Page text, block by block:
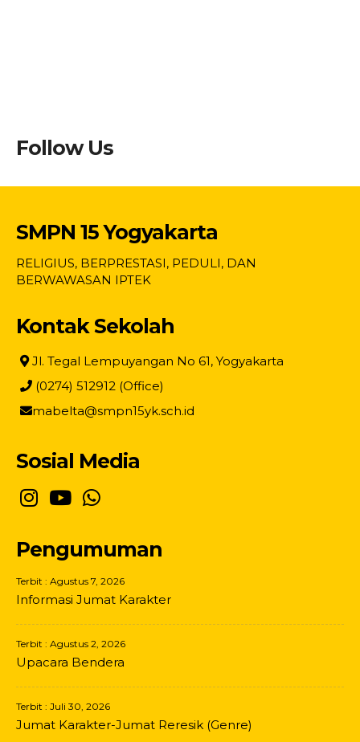
Follow Us
SMPN 15 Yogyakarta
RELIGIUS, BERPRESTASI, PEDULI, DAN
BERWAWASAN IPTEK
Kontak Sekolah
Jl. Tegal Lempuyangan No 61, Yogyakarta
(0274) 512912 (Office)
mabelta@smpn15yk.sch.id
Sosial Media
Pengumuman
Terbit : Agustus 7, 2026
Informasi Jumat Karakter
Terbit : Agustus 2, 2026
Upacara Bendera
Terbit : Juli 30, 2026
Jumat Karakter-Jumat Reresik (Genre)